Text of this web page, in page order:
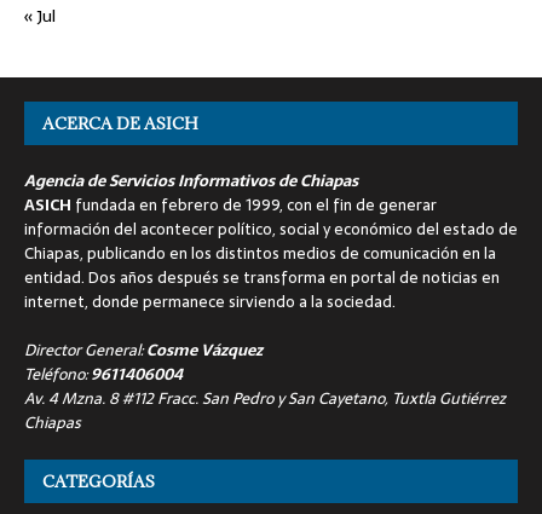
« Jul
ACERCA DE ASICH
Agencia de Servicios Informativos de Chiapas
ASICH fundada en febrero de 1999, con el fin de generar
información del acontecer político, social y económico del estado de
Chiapas, publicando en los distintos medios de comunicación en la
entidad. Dos años después se transforma en portal de noticias en
internet, donde permanece sirviendo a la sociedad.
Director General:Cosme Vázquez
Teléfono:9611406004
Av. 4 Mzna. 8 #112 Fracc. San Pedro y San Cayetano, Tuxtla Gutiérrez
Chiapas
CATEGORÍAS